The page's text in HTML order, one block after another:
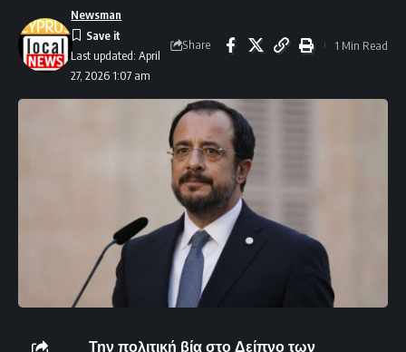
Last updated: April
27, 2026 1:07 am
Newsman
Share 1 Min Read
Την πολιτική βία στο Δείπνο των